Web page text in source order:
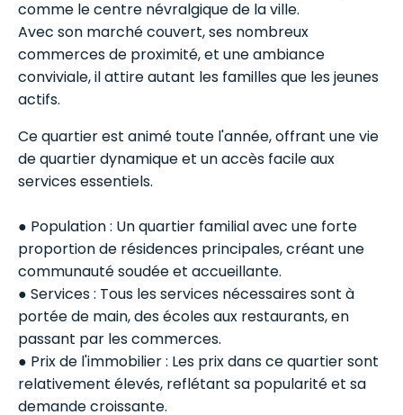
comme le centre névralgique de la ville.
Avec son marché couvert, ses nombreux
commerces de proximité, et une ambiance
conviviale, il attire autant les familles que les jeunes
actifs.
Ce quartier est animé toute l'année, offrant une vie
de quartier dynamique et un accès facile aux
services essentiels.
● Population : Un quartier familial avec une forte
proportion de résidences principales, créant une
communauté soudée et accueillante.
● Services : Tous les services nécessaires sont à
portée de main, des écoles aux restaurants, en
passant par les commerces.
● Prix de l'immobilier : Les prix dans ce quartier sont
relativement élevés, reflétant sa popularité et sa
demande croissante.